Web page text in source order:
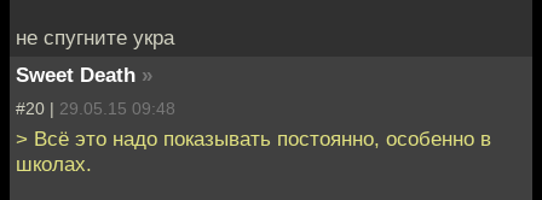
не спугните укра
Sweet Death »
#20 | 29.05.15 09:48
> Всё это надо показывать постоянно, особенно в
школах.